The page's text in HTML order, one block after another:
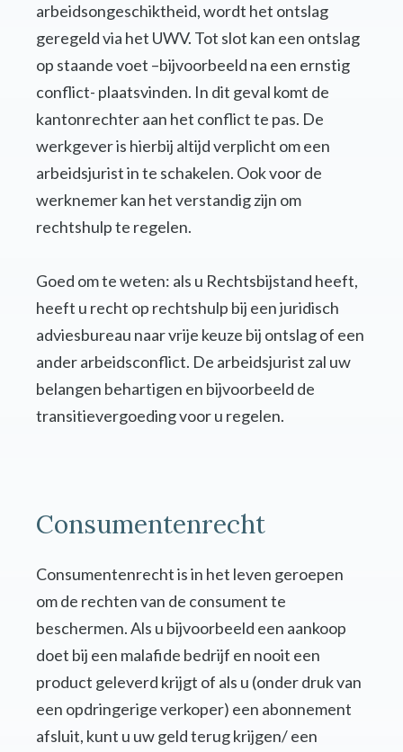
arbeidsongeschiktheid, wordt het ontslag
geregeld via het UWV. Tot slot kan een ontslag
op staande voet –bijvoorbeeld na een ernstig
conflict- plaatsvinden. In dit geval komt de
kantonrechter aan het conflict te pas. De
werkgever is hierbij altijd verplicht om een
arbeidsjurist in te schakelen. Ook voor de
werknemer kan het verstandig zijn om
rechtshulp te regelen.
Goed om te weten: als u Rechtsbijstand heeft,
heeft u recht op rechtshulp bij een juridisch
adviesbureau naar vrije keuze bij ontslag of een
ander arbeidsconflict. De arbeidsjurist zal uw
belangen behartigen en bijvoorbeeld de
transitievergoeding voor u regelen.
Consumentenrecht
Consumentenrecht is in het leven geroepen
om de rechten van de consument te
beschermen. Als u bijvoorbeeld een aankoop
doet bij een malafide bedrijf en nooit een
product geleverd krijgt of als u (onder druk van
een opdringerige verkoper) een abonnement
afsluit, kunt u uw geld terug krijgen/ een